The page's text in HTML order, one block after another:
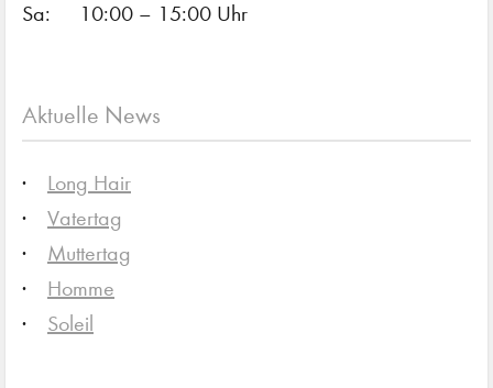
Sa:
10:00 – 15:00 Uhr
Aktuelle News
Long Hair
Vatertag
Muttertag
Homme
Soleil